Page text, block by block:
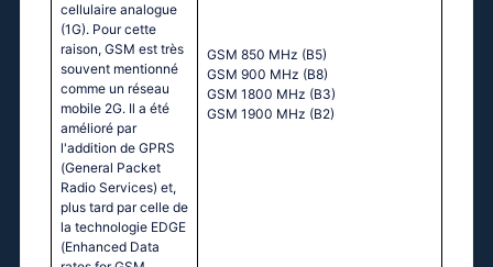
cellulaire analogue
(1G). Pour cette
raison, GSM est très
souvent mentionné
comme un réseau
mobile 2G. Il a été
amélioré par
l'addition de GPRS
(General Packet
Radio Services) et,
plus tard par celle de
la technologie EDGE
(Enhanced Data
GSM 850 MHz (B5)
GSM 900 MHz (B8)
GSM 1800 MHz (B3)
GSM 1900 MHz (B2)